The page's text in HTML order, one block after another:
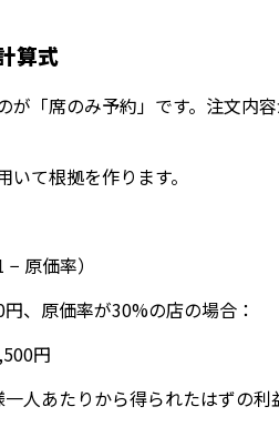
算式
が「席のみ予約」です。注文内
て根拠を作ります。
原価率）
、原価率が30%の店の場合：
円
人あたりから得られたはずの